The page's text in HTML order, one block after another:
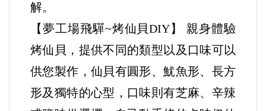
解。
【夢工場飛驒~烤仙貝DIY】 親身體驗
烤仙貝，提供不同的類型以及口味可以
供您製作，仙貝有圓形、魷魚形、長方
形及獨特的心型，口味則有芝麻、辛辣